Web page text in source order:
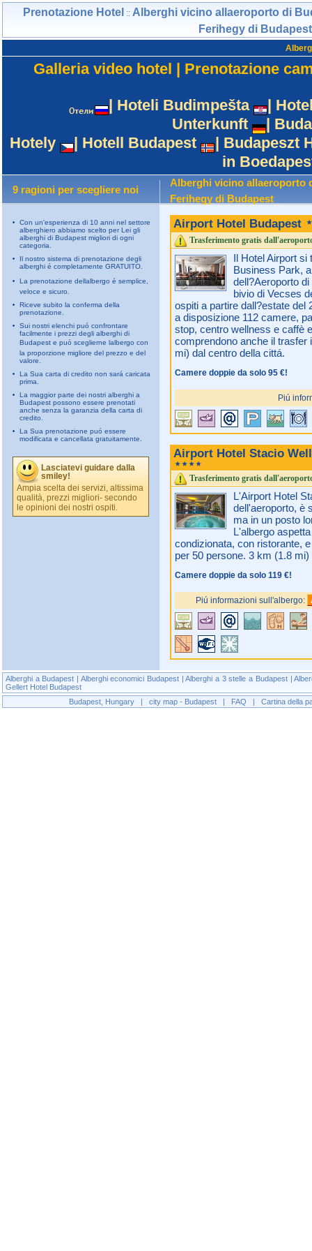
Prenotazione Hotel :: Alberghi vicino allaeroporto di
Ferihegy di Budapest
Galleria video hotel | Prenotazione
| Hoteli Budimpešta |
Unterkunft
|
Hotely
| Hotell Budapest | Budapeszt
in
9 ragioni per scegliere noi
Alberghi vicino allaeroporto
Ferihegy di Budapest
Con un'esperienza di 10 anni nel settore
alberghiero abbiamo scelto per Lei gli
alberghi di Budapest migliori di ogni
categoria.
Il nostro sistema di prenotazione degli
alberghi é completamente GRATUITO.
La prenotazione dellalbergo é semplice,
veloce e sicuro.
Riceve subito la conferma della
prenotazione.
Sui nostri elenchi puó confrontare
facilmente i prezzi degli alberghi di
Budapest e puó sceglierne lalbergo con
la proporzione migliore del prezzo e del
valore.
La Sua carta di credito non sará caricata
prima.
La maggior parte dei nostri alberghi a
Budapest possono essere prenotati
anche senza la garanzia della carta di
credito.
La Sua prenotazione puó essere
modificata e cancellata gratuitamente.
Lasciatevi guidare dalla
smiley!
Ampia scelta dei servizi, altissima
qualità, prezzi migliori- secondo
le opinioni dei nostri ospiti.
Airport Hotel Budapest
Trasferimento gratis
Il Hotel Airport si
Business Park,
dell?Aeroporto
bivio di Vecses
ospiti a partire dall?estate del
a disposizione 112 camere,
stop, centro wellness e caffè
comprendono anche il trasfer
mi) dal centro della cittá.
Camere doppie da solo 95 €!
Piú
Airport Hotel Stacio
Trasferimento gratis
L'Airport Hotel
dell'aeroporto, è
ma in un posto
L'albergo
condizionata, con ristorante,
per 50 persone. 3 km (1.8
Camere doppie da solo 119 €!
Piú informazioni sull'albergo:
Alberghi a Budapest | Alberghi economici Budapest |Alberghi a 3 stelle a Budapest|
Gellert Hotel Budapest
Budapest, Hungary| city map - Budapest| FAQ | Cartina della